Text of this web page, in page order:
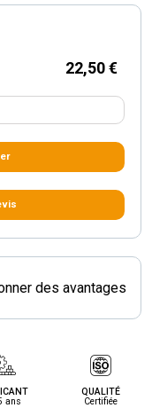
22,50 €
des avantages
ans
QUALITÉ
Certifiée